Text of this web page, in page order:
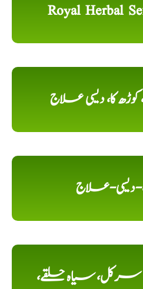
Royal Herbal
کا، دیسی علاج
علاج
سیاہ حلقے،